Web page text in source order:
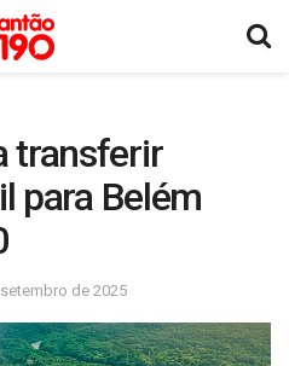
transferir
para Belém
de 2025